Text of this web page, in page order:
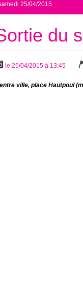
25/04/2015
du
le 25/04/2015 à 13:45
ville, place Hautpoul